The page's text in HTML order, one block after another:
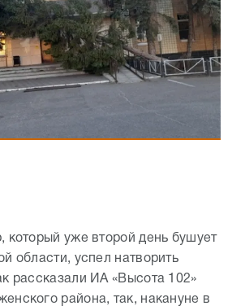
который уже второй день бушует
области, успел натворить
рассказали ИА «Высота 102»
района, так, накануне в